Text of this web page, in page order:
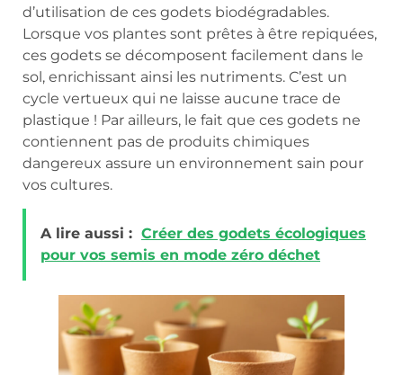
d’utilisation de ces godets biodégradables.
Lorsque vos plantes sont prêtes à être repiquées,
ces godets se décomposent facilement dans le
sol, enrichissant ainsi les nutriments. C’est un
cycle vertueux qui ne laisse aucune trace de
plastique ! Par ailleurs, le fait que ces godets ne
contiennent pas de produits chimiques
dangereux assure un environnement sain pour
vos cultures.
A lire aussi : Créer des godets écologiques
pour vos semis en mode zéro déchet